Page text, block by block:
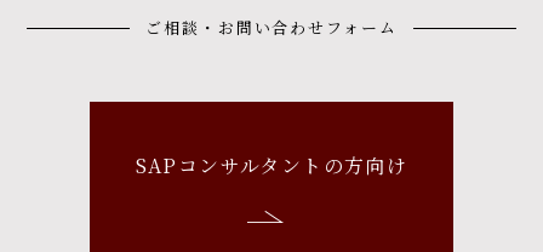
ご相談・お問い合わせフォーム
SAPコンサルタントの方向け